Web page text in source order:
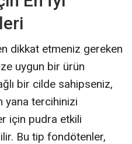
dikkat etmeniz gereken
uygun bir ürün
bir cilde sahipseniz,
yana tercihinizi
için pudra etkili
Bu tip fondötenler,